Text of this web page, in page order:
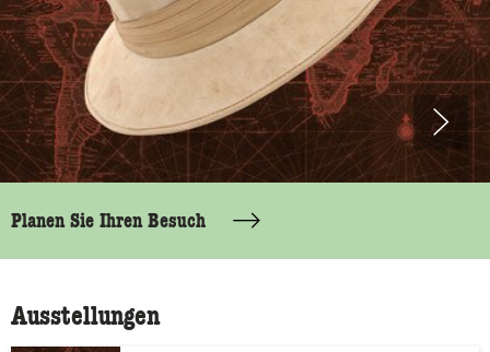
Planen Sie Ihren Besuch
Ausstellungen